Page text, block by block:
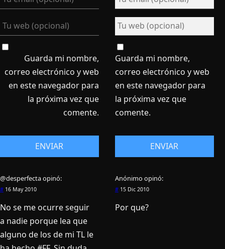
Guarda mi nombre,
correo electrónico y web
en este navegador para
la próxima vez que
comente.
@desperfectaopinó:
# 16 May 2010
No se me ocurre seguir
a nadie porque lea que
alguno de los de mi TL le
Guarda mi nombre,
correo electrónico y web
en este navegador para
la próxima vez que
comente.
Anónimo opinó:
#15 Dic 2010
Por que?